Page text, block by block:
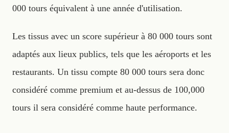
000 tours équivalent à une année d'utilisation.
Les tissus avec un score supérieur à 80 000 tours sont
adaptés aux lieux publics, tels que les aéroports et les
restaurants. Un tissu compte 80 000 tours sera donc
considéré comme premium et au-dessus de 100,000
tours il sera considéré comme haute performance.